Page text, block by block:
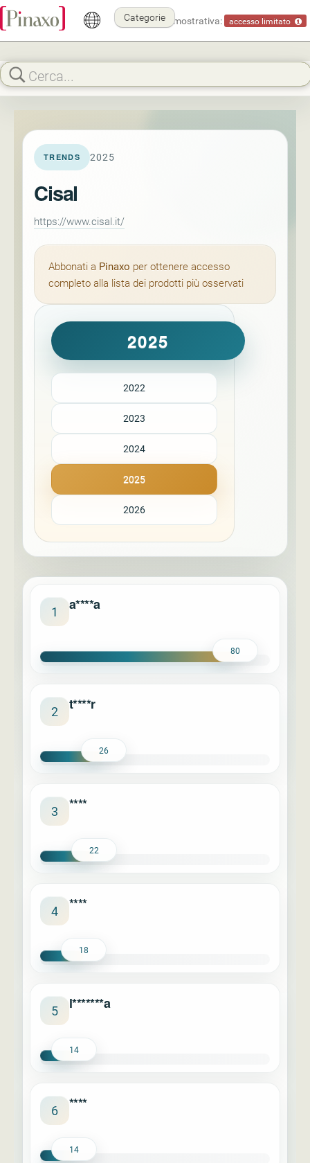
Modalità dimostrativa: accesso limitato
Categorie
TRENDS 2025
Cisal
https://www.cisal.it/
Abbonati a Pinaxo per ottenere accesso
completo alla lista dei prodotti più osservati
2025
2022
2023
2024
2025
2026
1 a****a
80
2 t****r
26
3 ****
22
4 ****
18
5 l*******a
14
6 ****
14